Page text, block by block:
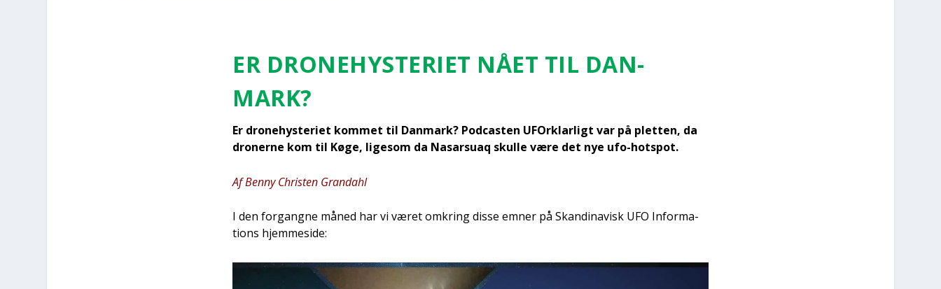
ER DRO­NE­HYSTE­RI­ET NÅET TIL DAN­
MARK?
Er dro­ne­hyste­ri­et kom­met til Dan­mark? Podca­sten UFOr­klar­ligt var på plet­ten, da
dro­ner­ne kom til Køge, lige­som da Nas­ar­su­aq skul­le være det nye ufo-hots­pot.
Af Ben­ny Chri­sten Gran­da­hl
I den for­gang­ne måned har vi været omkring dis­se emner på Skan­di­na­visk UFO Infor­ma­
tions hjem­mesi­de: